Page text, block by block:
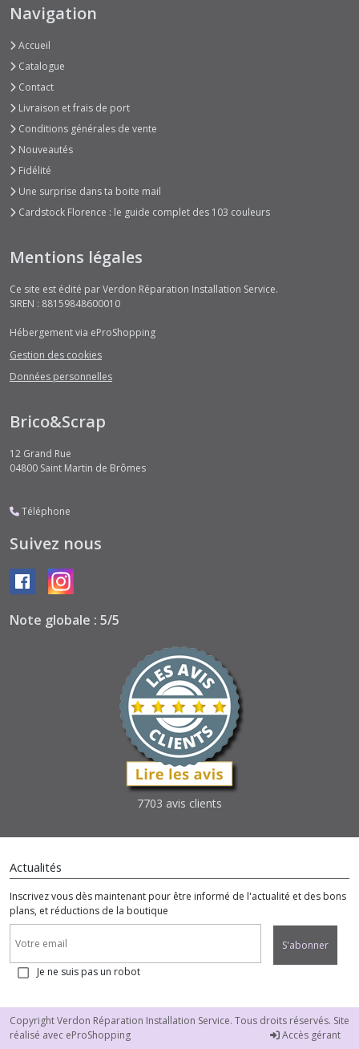
Navigation
Accueil
Catalogue
Contact
Livraison et frais de port
Conditions générales de vente
Nouveautés
Fidélité
Une surprise dans ta boite mail
Cardstock Florence : le guide complet des 103 couleurs
Mentions légales
Ce site est édité par Verdon Réparation Installation Service.
SIREN : 88159848600010
Hébergement via eProShopping
Gestion des cookies
Données personnelles
Brico&Scrap
12 Grand Rue
04800 Saint Martin de Brômes
Téléphone
Suivez nous
Note globale : 5/5
7703 avis clients
Actualités
Inscrivez vous dès maintenant pour être informé de l'actualité et des bons
plans, et réductions de la boutique
S'abonner
Je ne suis pas un robot
Copyright Verdon Réparation Installation Service. Tous droits réservés. Site
réalisé avec eProShopping Accès gérant